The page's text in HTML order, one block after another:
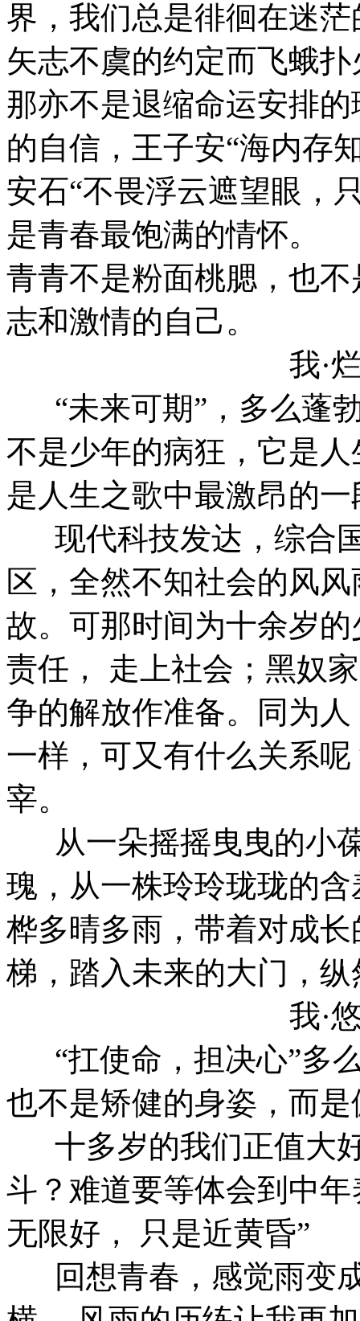
界，我们总是徘徊在迷
矢志不虞的约定而飞蛾
那亦不是退缩命运安排
的自信，王子安“海内存
安石“不畏浮云遮望眼
是青春最饱满的情怀。
青青不是粉面桃腮，也
志和激情的自己。
我·
“未来可期”，多么蓬
不是少年的病狂，它是
是人生之歌中最激昂的
现代科技发达，综合
区，全然不知社会的风
故。可那时间为十余岁
责任， 走上社会；黑奴
争的解放作准备。同为
一样，可又有什么关系
宰。
从一朵摇摇曳曳的小
瑰，从一株玲玲珑珑的
桦多晴多雨，带着对成
梯，踏入未来的大门，
我·
“扛使命，担决心”多
也不是矫健的身姿，而
十多岁的我们正值大
斗？难道要等体会到中
无限好， 只是近黄昏”
回想青春，感觉雨变